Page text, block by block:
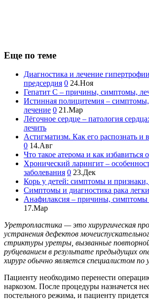
Еще по теме
Диагностика и лечение
предсердия 0 24.Ноя
Гепатит С – причины, симптомы,
Истинная полицитемия – симптомы,
лечение 0 21.Мар
Лёгочное сердце – патология
лечить
Астигматизм. Как его распознать и
0 14.Авг
Что такое атерома и как избавиться
Хронический ларингит –
заболевания 0 23.Дек
Корь у детей: симптомы и признаки,
Симптомы и диагностика рака
Анафилаксия – причины, симптомы
17.Мар
Уретропластика — это хирургическая
устранения дефектов
стриктуры уретры, вызванные
рубцеванием в результате предыдущих
хирург обычно является специалистом по
Пациенту необходимо перенести
наркозом. После процедуры назначется
постельного режима, и пациенту придется